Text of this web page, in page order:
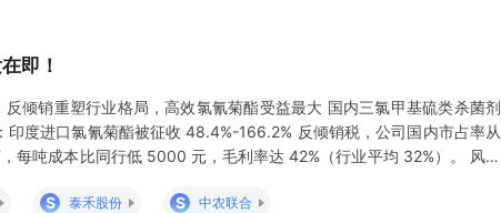
即！
反倾销重塑行业格局，高效氯氰菊酯受益最大 国内三氯甲基硫类杀菌剂
度进口氯氰菊酯被征收 48.4%-166.2% 反倾销税，公司国内市占率从
每吨成本比同行低 5000 元，毛利率达 42%（行业平均 32%）。 风险
S 泰禾股份 S 中农联合